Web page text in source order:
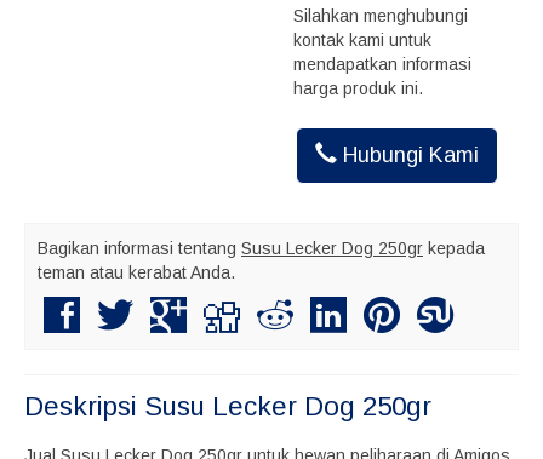
Silahkan menghubungi
kontak kami untuk
mendapatkan informasi
harga produk ini.
Hubungi Kami
Bagikan informasi tentang Susu Lecker Dog 250gr kepada
teman atau kerabat Anda.
Deskripsi Susu Lecker Dog 250gr